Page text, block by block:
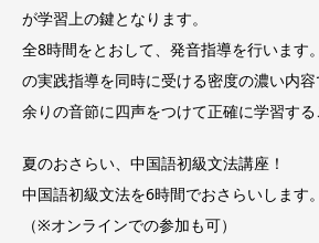
が学習上の鍵となります。
全8時間をとおして、発音指導を行います
の実践指導を同時に受ける密度の濃い内
余りの音節に四声をつけて正確に学習する
夏のおさらい、中国語初級文法講座！
中国語初級文法を6時間でおさらいします。
（※オンラインでの参加も可）